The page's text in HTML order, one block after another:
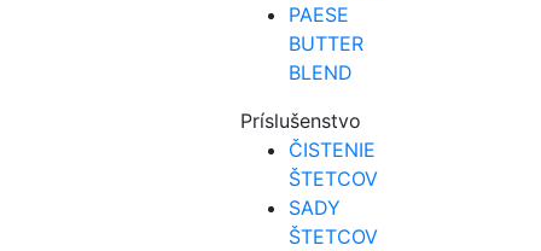
PAESE
BUTTER
BLEND
Príslušenstvo
ČISTENIE
ŠTETCOV
SADY
ŠTETCOV